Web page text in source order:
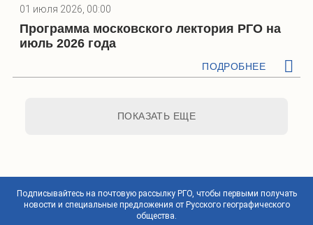
01 июля 2026, 00:00
Программа московского лектория РГО на
июль 2026 года
ПОДРОБНЕЕ
ПОКАЗАТЬ ЕЩЕ
Подписывайтесь на почтовую рассылку РГО, чтобы первыми получать
новости и специальные предложения от Русского географического
общества.